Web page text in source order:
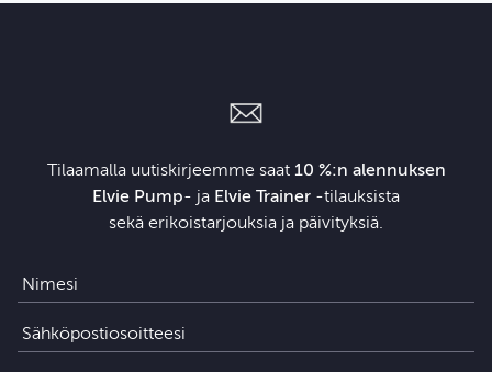
Tilaamalla uutiskirjeemme saat 10 %:n alennuksen
Elvie Pump- ja Elvie Trainer ‑tilauksista
sekä erikoistarjouksia ja päivityksiä.